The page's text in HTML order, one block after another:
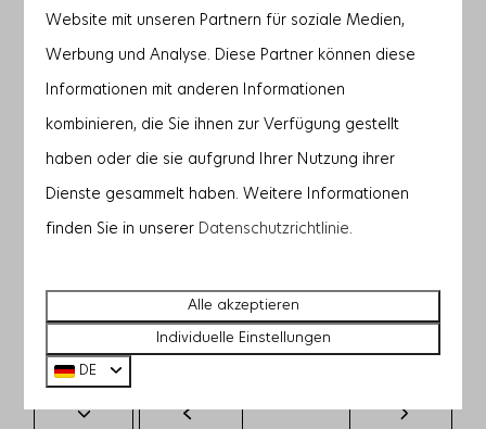
2 Nächte — 1.875 €
3 Nächte 1.801 €
4 Nächte — — —
— —
7 Nächte — — —
Website mit unseren Partnern für soziale Medien,
Werbung und Analyse. Diese Partner können diese
Informationen mit anderen Informationen
kombinieren, die Sie ihnen zur Verfügung gestellt
haben oder die sie aufgrund Ihrer Nutzung ihrer
Dienste gesammelt haben. Weitere Informationen
finden Sie in unserer Datenschutzrichtlinie.
Alle akzeptieren
Individuelle Einstellungen
DE